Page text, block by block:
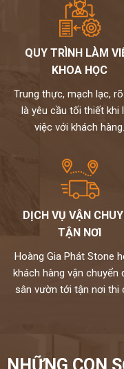
QUY TRÌNH LÀM
KHOA HỌC
Trung thực, mạch lạc,
là yêu cầu tối thiết khi
việc với khách hàng.
DỊCH VỤ VẬN
TẬN NƠI
Hoàng Gia Phát Stone
khách hàng vận chuyển
sân vườn tới tận nơi thi